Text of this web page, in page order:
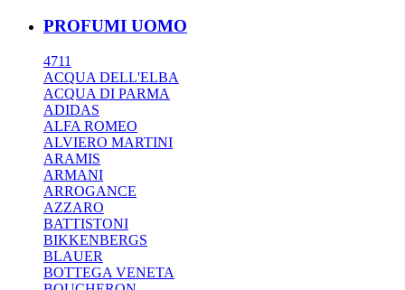
PROFUMI UOMO
4711
ACQUA DELL'ELBA
ACQUA DI PARMA
ADIDAS
ALFA ROMEO
ALVIERO MARTINI
ARAMIS
ARMANI
ARROGANCE
AZZARO
BATTISTONI
BIKKENBERGS
BLAUER
BOTTEGA VENETA